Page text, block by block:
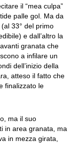
il “mea culpa”
palle gol. Ma da
33° del primo
e dall’altro la
granata che
a infilare un
dell’inizio della
atteso il fatto che
finalizzato le
ma il suo
in area granata, ma
in mezza girata,